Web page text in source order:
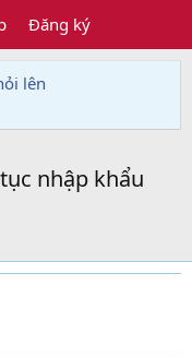
Đăng ký
lên
nhập khẩu